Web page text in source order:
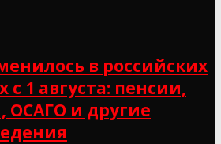
в российских
с 1 августа: пенсии,
ОСАГО и другие